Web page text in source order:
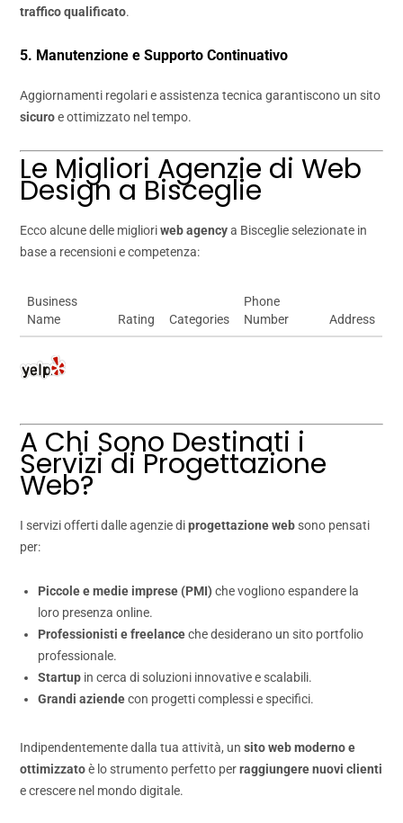
traffico qualificato.
5. Manutenzione e Supporto Continuativo
Aggiornamenti regolari e assistenza tecnica garantiscono un sito
sicuroe ottimizzato nel tempo.
Le Migliori Agenzie di Web
Design a Bisceglie
Ecco alcune delle miglioriweb agencya Bisceglie selezionate in
base a recensioni e competenza:
Business
Name
Rating Categories
Phone
Number
Address
A Chi Sono Destinati i
Servizi di Progettazione
Web?
I servizi offerti dalle agenzie diprogettazione web sono pensati
per:
Piccole e medie imprese (PMI) che vogliono espandere la
loro presenza online.
Professionisti e freelanceche desiderano un sito portfolio
professionale.
Startup in cerca di soluzioni innovative e scalabili.
Grandi aziendecon progetti complessi e specifici.
Indipendentemente dalla tua attività, unsito web moderno e
ottimizzatoè lo strumento perfetto perraggiungere nuovi clienti
e crescere nel mondo digitale.